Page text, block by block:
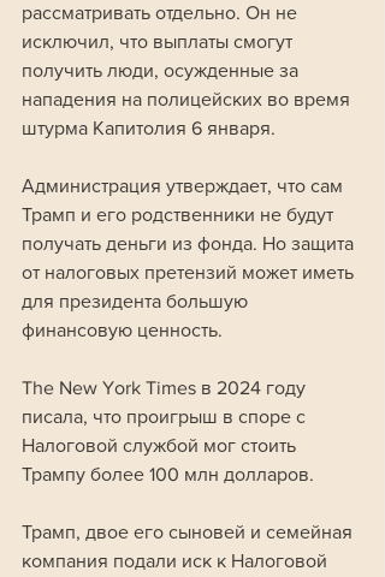
рассматривать отдельно. Он не
исключил, что выплаты смогут
получить люди, осужденные за
нападения на полицейских во время
штурма Капитолия 6 января.
Администрация утверждает, что сам
Трамп и его родственники не будут
получать деньги из фонда. Но защита
от налоговых претензий может иметь
для президента большую
финансовую ценность.
The New York Times в 2024 году
писала, что проигрыш в споре с
Налоговой службой мог стоить
Трампу более 100 млн долларов.
Трамп, двое его сыновей и семейная
компания подали иск к Налоговой